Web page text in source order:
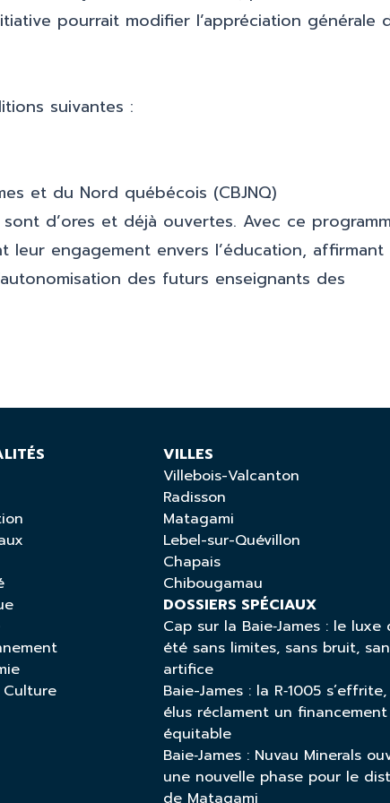
pourrait modifier l’appréciation générale
suivantes :
et du Nord québécois (CBJNQ)
d’ores et déjà ouvertes. Avec ce
leur engagement envers l’éducation, affirmant
des futurs enseignants des
VILLES
Villebois-Valcanton
Radisson
Matagami
Lebel-sur-Quévillon
Chapais
Chibougamau
DOSSIERS SPÉCIAUX
Cap sur la Baie‑James : le luxe
été sans limites, sans bruit,
artifice
Baie-James : la R‑1005
élus réclament un financement
équitable
Baie‑James : Nuvau Minerals
une nouvelle phase pour le